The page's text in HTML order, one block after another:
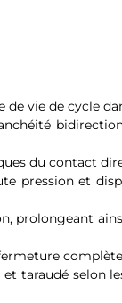
vie de cycle
du contact
pression et
prolongeant
taraudé selon